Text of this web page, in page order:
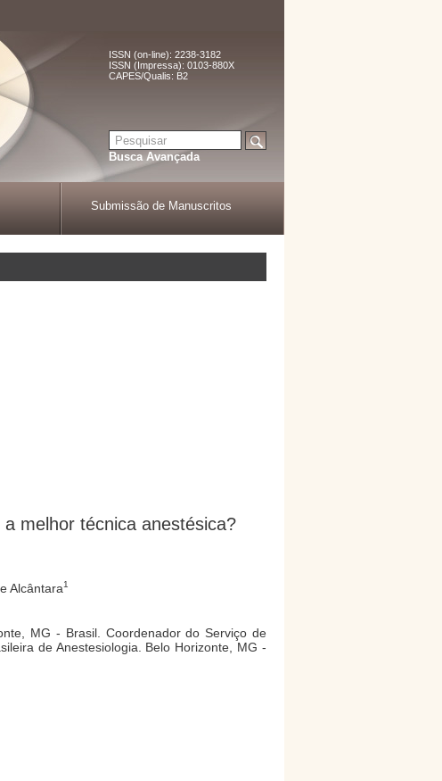
ISSN (on-line): 2238-3182
ISSN (Impressa): 0103-880X
CAPES/Qualis: B2
Busca Avançada
Submissão de Manuscritos
melhor técnica anestésica?
Alcântara1
MG - Brasil. Coordenador do Serviço de
de Anestesiologia. Belo Horizonte, MG -